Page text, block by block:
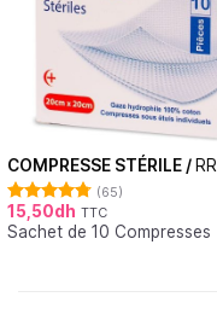
COMPRESSE STÉRILE / RR
Note4.74
sur 5
(65)
15,50dh TTC
Sachet de 10 Compresses